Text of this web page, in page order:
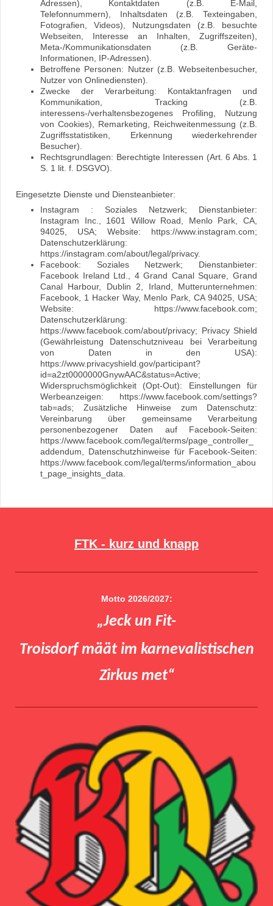
Adressen), Kontaktdaten (z.B. E-Mail,
Telefonnummern), Inhaltsdaten (z.B. Texteingaben,
Fotografien, Videos), Nutzungsdaten (z.B. besuchte
Webseiten, Interesse an Inhalten, Zugriffszeiten),
Meta-/Kommunikationsdaten (z.B. Geräte-
Informationen, IP-Adressen).
Betroffene Personen: Nutzer (z.B. Webseitenbesucher,
Nutzer von Onlinediensten).
Zwecke der Verarbeitung: Kontaktanfragen und
Kommunikation, Tracking (z.B.
interessens-/verhaltensbezogenes Profiling, Nutzung
von Cookies), Remarketing, Reichweitenmessung (z.B.
Zugriffsstatistiken, Erkennung wiederkehrender
Besucher).
Rechtsgrundlagen: Berechtigte Interessen (Art. 6 Abs. 1
S. 1 lit. f. DSGVO).
Eingesetzte Dienste und Diensteanbieter:
Instagram : Soziales Netzwerk; Dienstanbieter:
Instagram Inc., 1601 Willow Road, Menlo Park, CA,
94025, USA; Website: https://www.instagram.com;
Datenschutzerklärung:
https://instagram.com/about/legal/privacy.
Facebook: Soziales Netzwerk; Dienstanbieter:
Facebook Ireland Ltd., 4 Grand Canal Square, Grand
Canal Harbour, Dublin 2, Irland, Mutterunternehmen:
Facebook, 1 Hacker Way, Menlo Park, CA 94025, USA;
Website: https://www.facebook.com;
Datenschutzerklärung:
https://www.facebook.com/about/privacy; Privacy Shield
(Gewährleistung Datenschutzniveau bei Verarbeitung
von Daten in den USA):
https://www.privacyshield.gov/participant?
id=a2zt0000000GnywAAC&status=Active;
Widerspruchsmöglichkeit (Opt-Out): Einstellungen für
Werbeanzeigen: https://www.facebook.com/settings?
tab=ads; Zusätzliche Hinweise zum Datenschutz:
Vereinbarung über gemeinsame Verarbeitung
personenbezogener Daten auf Facebook-Seiten:
https://www.facebook.com/legal/terms/page_controller_
addendum, Datenschutzhinweise für Facebook-Seiten:
https://www.facebook.com/legal/terms/information_abou
t_page_insights_data.
FTK - kurz und knapp
Motto 2026/2027:
„Jeck un Fit-
Troisdorf määt im karnevalistischen
Zirkus met“